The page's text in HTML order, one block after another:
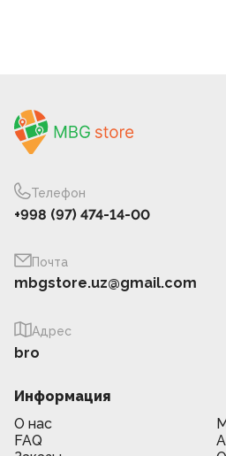
Телефон
+998 (97) 474-14-00
Почта
mbgstore.uz@gmail.com
Адрес
bro
Информация
О нас
FAQ